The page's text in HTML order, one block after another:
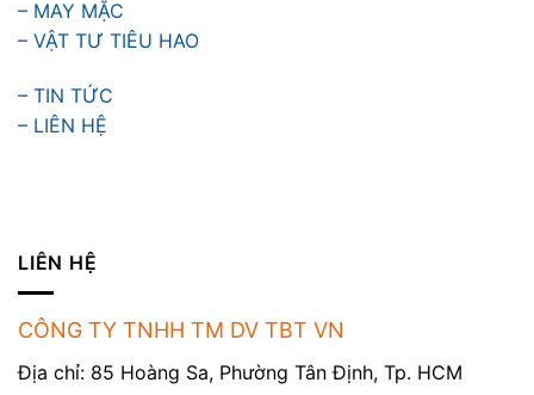
– MAY MẶC
– VẬT TƯ TIÊU HAO
– TIN TỨC
– LIÊN HỆ
LIÊN HỆ
CÔNG TY TNHH TM DV TBT VN
Địa chỉ: 85 Hoàng Sa, Phường Tân Định, Tp. HCM